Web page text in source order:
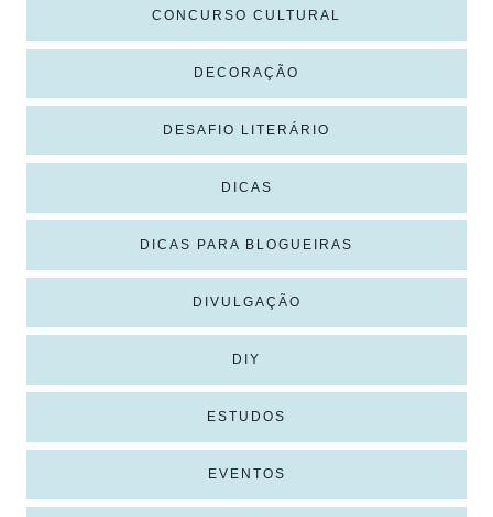
CONCURSO CULTURAL
DECORAÇÃO
DESAFIO LITERÁRIO
DICAS
DICAS PARA BLOGUEIRAS
DIVULGAÇÃO
DIY
ESTUDOS
EVENTOS